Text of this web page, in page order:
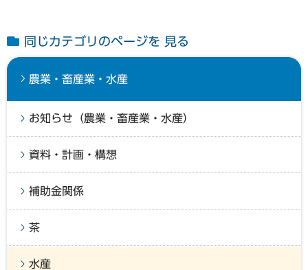
同じカテゴリのページを 見る
農業・畜産業・水産
お知らせ（農業・畜産業・水産）
資料・計画・構想
補助金関係
茶
水産